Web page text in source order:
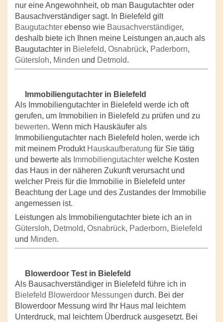
nur eine Angewohnheit, ob man Baugutachter oder
Bausachverständiger sagt. In Bielefeld gilt
Baugutachter ebenso wie Bausachverständiger,
deshalb biete ich Ihnen meine Leistungen an,auch als
Baugutachter in Bielefeld, Osnabrück, Paderborn,
Gütersloh, Minden und Detmold.
Immobiliengutachter in Bielefeld
Als Immobiliengutachter in Bielefeld werde ich oft
gerufen, um Immobilien in Bielefeld zu prüfen und zu
bewerten. Wenn mich Hauskäufer als
Immobiliengutachter nach Bielefeld holen, werde ich
mit meinem Produkt Hauskaufberatung für Sie tätig
und bewerte als Immobiliengutachter welche Kosten
das Haus in der näheren Zukunft verursacht und
welcher Preis für die Immobilie in Bielefeld unter
Beachtung der Lage und des Zustandes der Immobilie
angemessen ist.
Leistungen als Immobiliengutachter biete ich an in
Gütersloh, Detmold, Osnabrück, Paderborn, Bielefeld
und Minden.
Blowerdoor Test in Bielefeld
Als Bausachverständiger in Bielefeld führe ich in
Bielefeld Blowerdoor Messungen durch. Bei der
Blowerdoor Messung wird Ihr Haus mal leichtem
Unterdruck, mal leichtem Überdruck ausgesetzt. Bei